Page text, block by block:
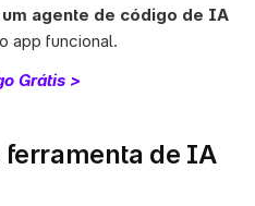
agente de código de IA
app funcional.
Grátis >
de IA